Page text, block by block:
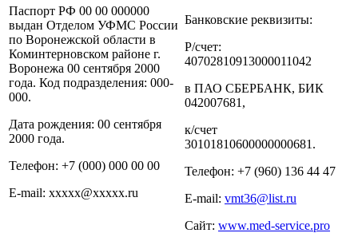
Паспорт РФ 00 00 000000
выдан Отделом УФМС России
по Воронежской области в
Коминтерновском районе г.
Воронежа 00 сентября 2000
года. Код подразделения: 000-
000.
Дата рождения: 00 сентября
2000 года.
Телефон: +7 (000) 000 00 00
E-mail: ххххх@ххххх.ru
Банковские реквизиты:
Р/счет:
40702810913000011042
в ПАО СБЕРБАНК, БИК
042007681,
к/счет
30101810600000000681.
Телефон: +7 (960) 136 44 47
E-mail: vmt36@list.ru
Сайт: www.med-service.pro